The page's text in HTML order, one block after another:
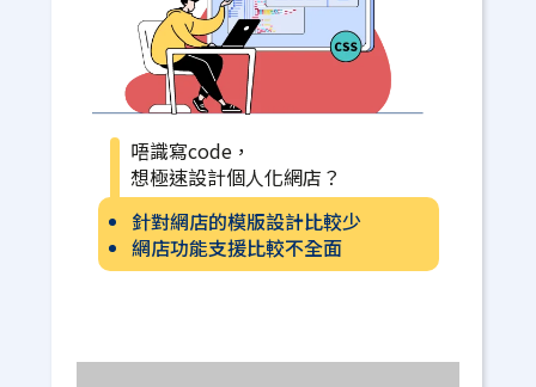
唔識寫code，
想極速設計個人化網店？
針對網店的模版設計比較少
網店功能支援比較不全面